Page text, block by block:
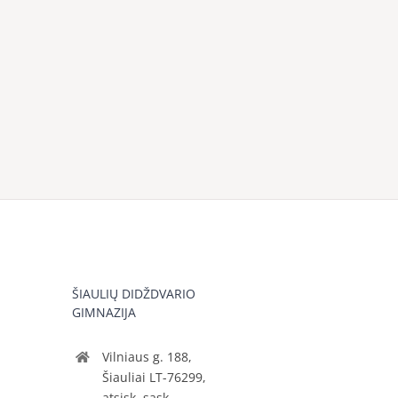
ŠIAULIŲ DIDŽDVARIO
GIMNAZIJA
Vilniaus g. 188,
Šiauliai LT-76299,